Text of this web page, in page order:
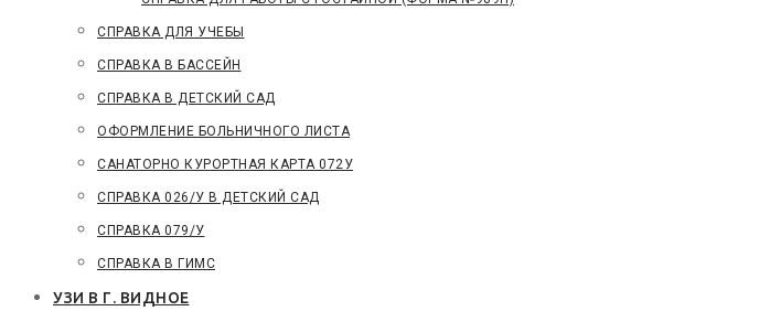
СПРАВКА ДЛЯ УЧЕБЫ
CПРАВКА В БАССЕЙН
СПРАВКА В ДЕТСКИЙ САД
ОФОРМЛЕНИЕ БОЛЬНИЧНОГО ЛИСТА
САНАТОРНО КУРОРТНАЯ КАРТА 072У
СПРАВКА 026/У В ДЕТСКИЙ САД
СПРАВКА 079/У
СПРАВКА В ГИМС
УЗИ В Г. ВИДНОЕ